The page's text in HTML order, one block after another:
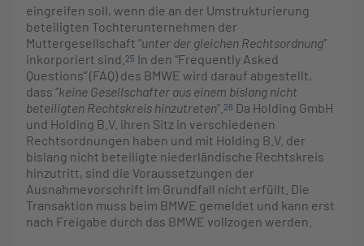
eingreifen soll, wenn die an der Umstrukturierung
beteiligten Tochterunternehmen der
Muttergesellschaft “unter der gleichen Rechtsordnung”
inkorporiert sind. 25 In den “Frequently Asked
Questions” (FAQ) des BMWE wird darauf abgestellt,
dass “keine Gesellschafter aus einem bislang nicht
beteiligten Rechtskreis hinzutreten”. 26 Da Holding GmbH
und Holding B.V. ihren Sitz in verschiedenen
Rechtsordnungen haben und mit Holding B.V. der
bislang nicht beteiligte niederländische Rechtskreis
hinzutritt, sind die Voraussetzungen der
Ausnahmevorschrift im Grundfall nicht erfüllt. Die
Transaktion muss beim BMWE gemeldet und kann erst
nach Freigabe durch das BMWE vollzogen werden.